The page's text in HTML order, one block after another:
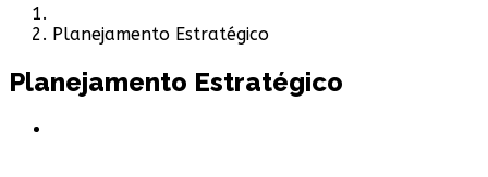
Planejamento Estratégico
Planejamento Estratégico